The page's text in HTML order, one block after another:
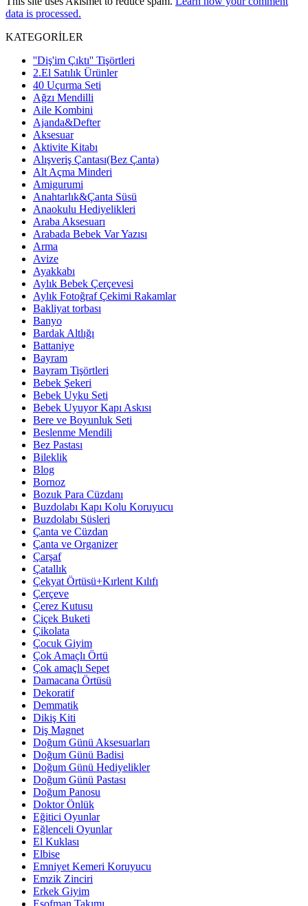
data is processed.
KATEGORİLER
''Diş'im Çıktı'' Tişörtleri
2.El Satılık Ürünler
40 Uçurma Seti
Ağzı Mendilli
Aile Kombini
Ajanda&Defter
Aksesuar
Aktivite Kitabı
Alışveriş Çantası(Bez Çanta)
Alt Açma Minderi
Amigurumi
Anahtarlık&Çanta Süsü
Anaokulu Hediyelikleri
Araba Aksesuarı
Arabada Bebek Var Yazısı
Arma
Avize
Ayakkabı
Aylık Bebek Çerçevesi
Aylık Fotoğraf Çekimi Rakamlar
Bakliyat torbası
Banyo
Bardak Altlığı
Battaniye
Bayram
Bayram Tişörtleri
Bebek Şekeri
Bebek Uyku Seti
Bebek Uyuyor Kapı Askısı
Bere ve Boyunluk Seti
Beslenme Mendili
Bez Pastası
Bileklik
Blog
Bornoz
Bozuk Para Cüzdanı
Buzdolabı Kapı Kolu Koruyucu
Buzdolabı Süsleri
Çanta ve Cüzdan
Çanta ve Organizer
Çarşaf
Çatallık
Çekyat Örtüsü+Kırlent Kılıfı
Çerçeve
Çerez Kutusu
Çiçek Buketi
Çikolata
Çocuk Giyim
Çok Amaçlı Örtü
Çok amaçlı Sepet
Damacana Örtüsü
Dekoratif
Demmatik
Dikiş Kiti
Diş Magnet
Doğum Günü Aksesuarları
Doğum Günü Badisi
Doğum Günü Hediyelikler
Doğum Günü Pastası
Doğum Panosu
Doktor Önlük
Eğitici Oyunlar
Eğlenceli Oyunlar
El Kuklası
Elbise
Emniyet Kemeri Koruyucu
Emzik Zinciri
Erkek Giyim
Eşofman Takımı